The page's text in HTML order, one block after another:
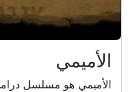
الأميمي
الأميمي هو مسلسل